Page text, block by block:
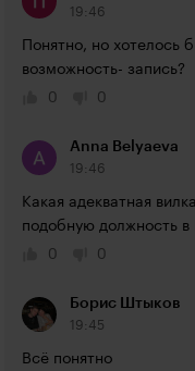
19:46
Понятно, но хотелось
возможность- запись?
0
0
Anna Belyaeva
19:46
Какая адекватная
подобную должность в
0
0
Борис Штыков
19:45
Всё понятно